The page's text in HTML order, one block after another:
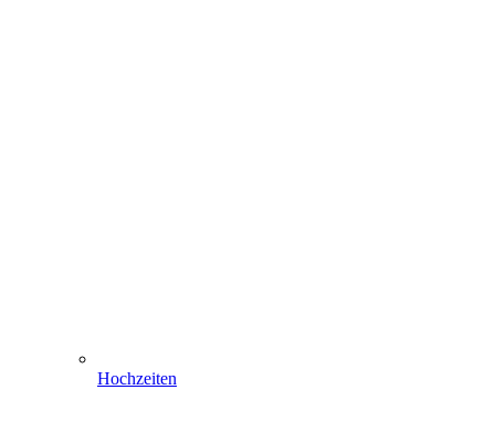
Hochzeiten